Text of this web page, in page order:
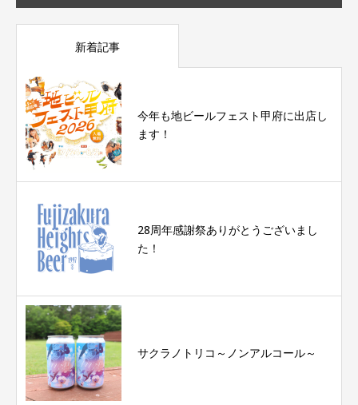
新着記事
今年も地ビールフェスト甲府に出店し
ます！
28周年感謝祭ありがとうございまし
た！
サクラノトリコ～ノンアルコール～